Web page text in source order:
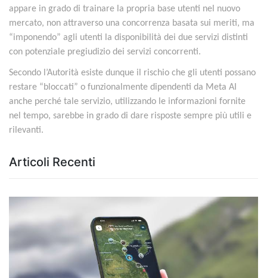
appare in grado di trainare la propria base utenti nel nuovo
mercato, non attraverso una concorrenza basata sui meriti, ma
“imponendo” agli utenti la disponibilità dei due servizi distinti
con potenziale pregiudizio dei servizi concorrenti.
Secondo l’Autorità esiste dunque il rischio che gli utenti possano
restare “bloccati” o funzionalmente dipendenti da Meta AI
anche perché tale servizio, utilizzando le informazioni fornite
nel tempo, sarebbe in grado di dare risposte sempre più utili e
rilevanti.
Articoli Recenti